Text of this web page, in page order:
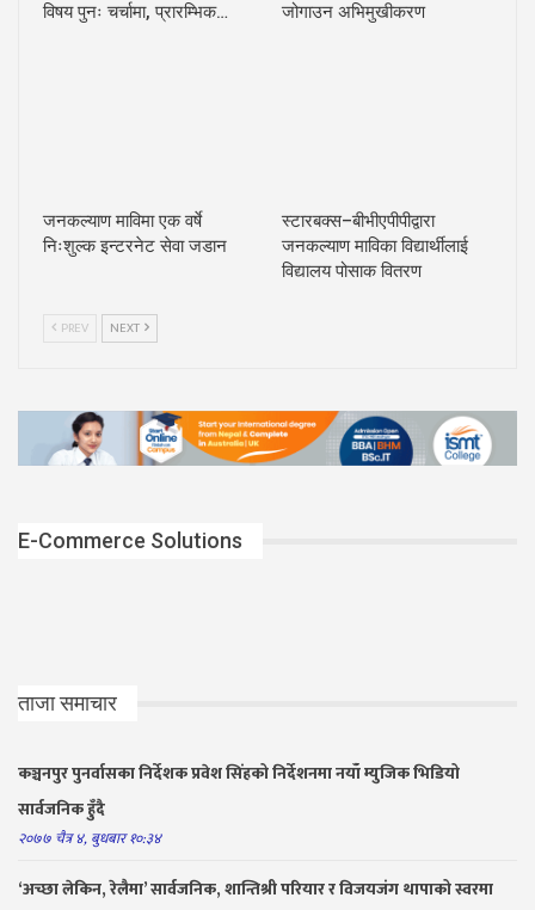
विषय पुनः चर्चामा, प्रारम्भिक…
जोगाउन अभिमुखीकरण
जनकल्याण माविमा एक वर्षे
निःशुल्क इन्टरनेट सेवा जडान
स्टारबक्स–बीभीएपीपीद्वारा
जनकल्याण माविका विद्यार्थीलाई
विद्यालय पोसाक वितरण
PREV NEXT
E-Commerce Solutions
ताजा समाचार
कञ्चनपुर पुनर्वासका निर्देशक प्रवेश सिंहको निर्देशनमा नयाँ म्युजिक भिडियो
सार्वजनिक हुँदै
२०७७ चैत्र ४, बुधबार १०:३४
‘अच्छा लेकिन, रेलैमा’ सार्वजनिक, शान्तिश्री परियार र विजयजंग थापाको स्वरमा